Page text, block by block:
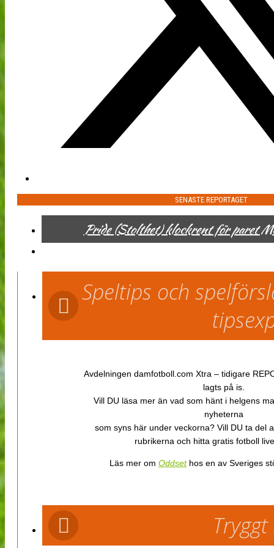
SENASTE REPORTAGET
Pride (Stolthet) klockrent för paret
Speltips och
Avdelningen damfotboll.com Xtra – tidigare
lagts på is.
Vill DU läsa mer än vad som hänt i helgens
nyheterna
som syns här under veckorna? Vill DU ta del
rubrikerna och hitta gratis fotboll
Läs mer om Oddsethos en av Sveriges
Tryggt